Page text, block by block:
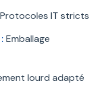
Protocoles IT stricts
Emballage
lourd adapté